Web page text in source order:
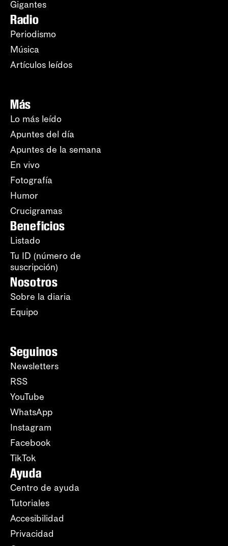
Gigantes
Radio
Periodismo
Música
Artículos leídos
Más
Lo más leído
Apuntes del día
Apuntes de la semana
En vivo
Fotografía
Humor
Crucigramas
Beneficios
Listado
Tu ID (número de
suscripción)
Nosotros
Sobre la diaria
Equipo
Seguinos
Newsletters
RSS
YouTube
WhatsApp
Instagram
Facebook
TikTok
Ayuda
Centro de ayuda
Tutoriales
Accesibilidad
Privacidad